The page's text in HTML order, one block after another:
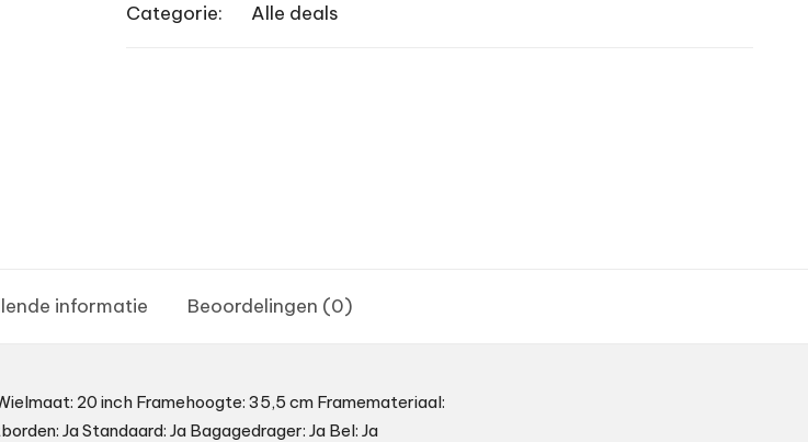
Categorie:
Alle deals
informatie Beoordelingen (0)
20 inch Framehoogte: 35,5 cm Framemateriaal:
Ja Standaard: Ja Bagagedrager: Ja Bel: Ja